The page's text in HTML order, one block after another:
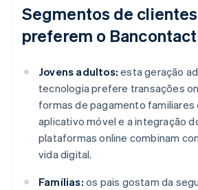
Segmentos de
preferem o Bancontact
Jovens adultos: esta geração
tecnologia prefere transações
formas de pagamento familiares
aplicativo móvel e a integração
plataformas online combinam
vida digital.
Famílias: os pais gostam da